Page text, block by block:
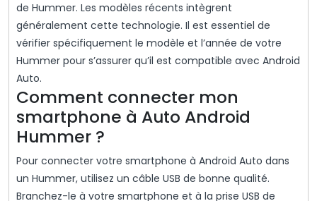
de Hummer. Les modèles récents intègrent
généralement cette technologie. Il est essentiel de
vérifier spécifiquement le modèle et l’année de votre
Hummer pour s’assurer qu’il est compatible avec Android
Auto.
Comment connecter mon
smartphone à Auto Android
Hummer ?
Pour connecter votre smartphone à Android Auto dans
un Hummer, utilisez un câble USB de bonne qualité.
Branchez-le à votre smartphone et à la prise USB de